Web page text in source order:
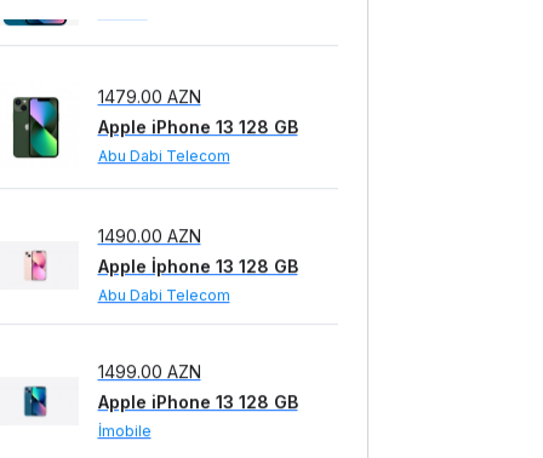
Apple iPhone 13 128 GB
Abu Dabi Telecom
Apple İphone 13 128 GB
Abu Dabi Telecom
Apple iPhone 13 128 GB
İmobile